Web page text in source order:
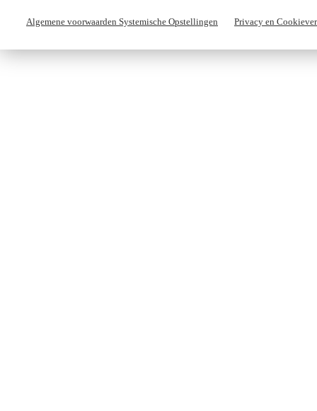
Algemene voorwaarden Systemische Opstellingen Privacy en